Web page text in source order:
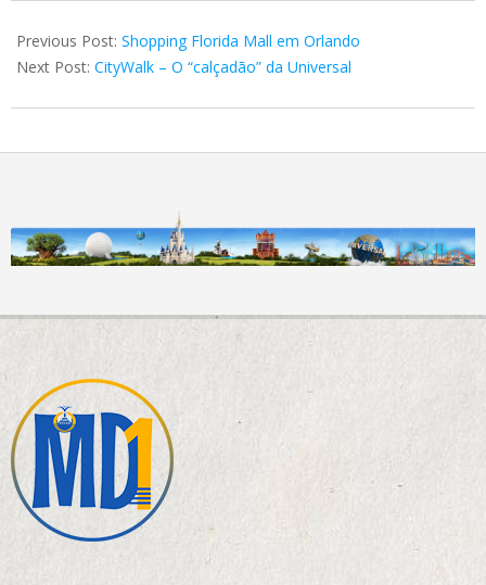
02-
10
Previous Post: Shopping Florida Mall em Orlando
Next Post: CityWalk – O “calçadão” da Universal